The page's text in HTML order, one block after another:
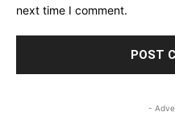
next time I comment.
-